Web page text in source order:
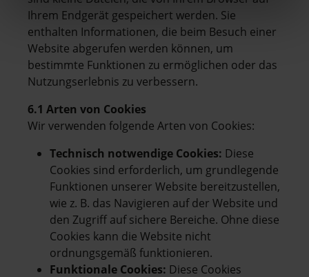
Ihrem Endgerät gespeichert werden. Sie
enthalten Informationen, die beim Besuch einer
Website abgerufen werden können, um
bestimmte Funktionen zu ermöglichen oder das
Nutzungserlebnis zu verbessern.
6.1 Arten von Cookies
Wir verwenden folgende Arten von Cookies:
Technisch notwendige Cookies: Diese
Cookies sind erforderlich, um grundlegende
Funktionen unserer Website bereitzustellen,
wie z. B. das Navigieren auf der Website und
den Zugriff auf sichere Bereiche. Ohne diese
Cookies kann die Website nicht
ordnungsgemäß funktionieren.
Funktionale Cookies: Diese Cookies